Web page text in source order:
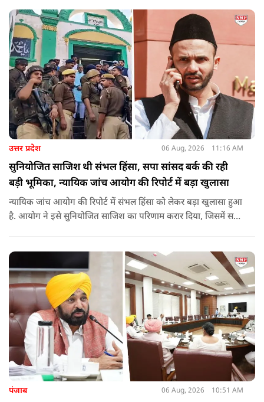
अहिल्या बाई होल्कर आदि की मूर्तियों पर छाजन, पार्क, बाउंड्रीवाल के
लिए हमने 407 करोड़ रुपये का प्रावधान किया है. यह बजट पास न हो,
इसके लिए समाजवादी पार्टी ने सदन की कार्यवाही को बाधित किया और
लगातार व्यवधान पैदा करने का प्रयास किया.
उत्तर प्रदेश 06 Aug, 2026 11:16 AM
सुनियोजित साजिश थी संभल हिंसा, सपा सांसद बर्क की रही
बड़ी भूमिका, न्यायिक जांच आयोग की रिपोर्ट में बड़ा खुलासा
न्यायिक जांच आयोग की रिपोर्ट में संभल हिंसा को लेकर बड़ा खुलासा हुआ
है. आयोग ने इसे सुनियोजित साजिश का परिणाम करार दिया, जिसमें सपा
पंजाब 06 Aug, 2026 10:51 AM